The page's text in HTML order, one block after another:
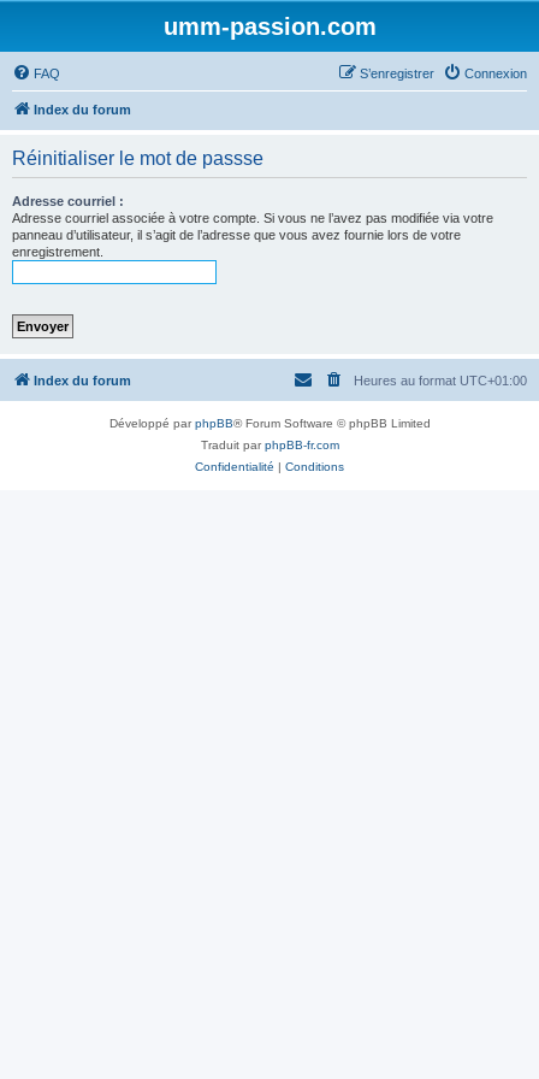
umm-passion.com
FAQ Connexion
S’enregistrer
Index du forum
Réinitialiser le mot de passse
Adresse courriel :
Adresse courriel associée à votre compte. Si vous ne l’avez pas modifiée via votre
panneau d’utilisateur, il s’agit de l’adresse que vous avez fournie lors de votre
enregistrement.
Index du forum Heures au format UTC+01:00
Développé parphpBB® Forum Software © phpBB Limited
Traduit parphpBB-fr.com
Confidentialité | Conditions